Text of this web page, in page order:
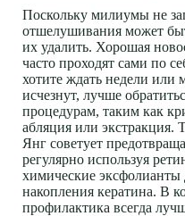
Поскольку милиумы не
отшелушивания может
их удалить. Хорошая
часто проходят сами по
хотите ждать недели или
исчезнут, лучше
процедурам, таким как
абляция или экстракция.
Янг советует
регулярно используя
химические эксфолианты
накопления кератина. В
профилактика всегда